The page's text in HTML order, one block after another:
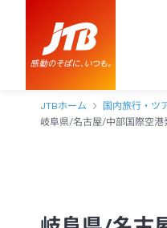
JTBホーム 国内旅行・ツ
岐阜県/名古屋/中部国際空港